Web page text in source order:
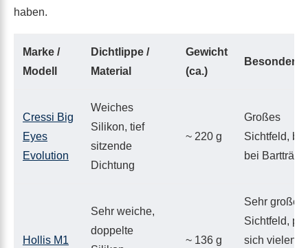
haben.
Marke /
Modell
Dichtlippe /
Material
Gewicht
(ca.)
Cressi Big
Eyes
Evolution
Weiches
Silikon, tief
sitzende
Dichtung
~ 220 g
Großes
Sichtfeld,
bei
Hollis M1
Sehr weiche,
doppelte
~ 136 g
Sehr großes
Sichtfeld,
sich vielen